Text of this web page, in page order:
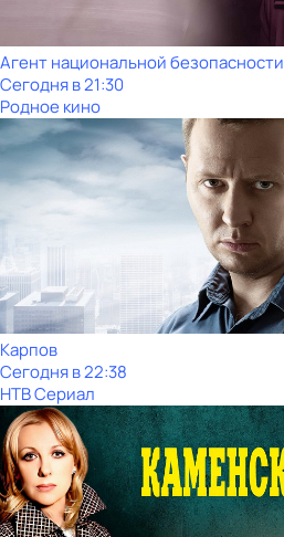
Агент национальной безопасности
Сегодня в 21:30
Родное кино
Карпов
Сегодня в 22:38
НТВ Сериал